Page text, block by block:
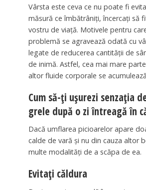
Vârsta este ceva ce nu poate fi
măsură ce îmbătrâniți, încercați să
vostru de viață. Motivele pentru
problemă se agravează odată cu
legate de reducerea cantității de
de inimă. Astfel, cea mai mare
altor fluide corporale se
Cum să-ți ușurezi senzația
grele după o zi întreagă în
Dacă umflarea picioarelor apare
calde de vară și nu din cauza altor
multe modalități de a scăpa de ea.
Evitați căldura